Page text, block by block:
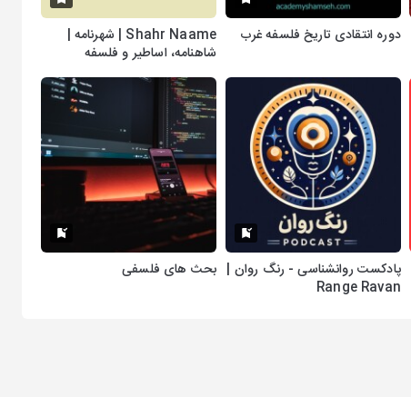
دوره انتقادی تاریخ فلسفه غرب
Shahr Naame | شهرنامه |
شاهنامه، اساطیر و فلسفه
پادکست روانشناسی - رنگ روان |
Range Ravan
بحث های فلسفی